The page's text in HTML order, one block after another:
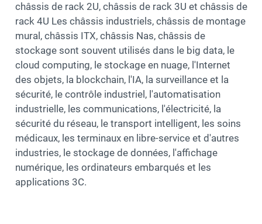
châssis de rack 2U, châssis de rack 3U et châssis de
rack 4U Les châssis industriels, châssis de montage
mural, châssis ITX, châssis Nas, châssis de
stockage sont souvent utilisés dans le big data, le
cloud computing, le stockage en nuage, l'Internet
des objets, la blockchain, l'IA, la surveillance et la
sécurité, le contrôle industriel, l'automatisation
industrielle, les communications, l'électricité, la
sécurité du réseau, le transport intelligent, les soins
médicaux, les terminaux en libre-service et d'autres
industries, le stockage de données, l'affichage
numérique, les ordinateurs embarqués et les
applications 3C.